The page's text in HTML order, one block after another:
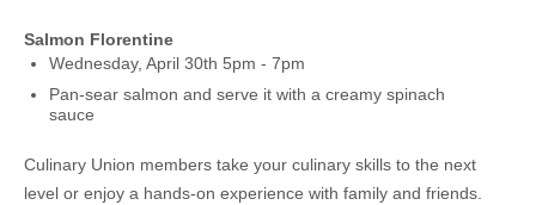
Salmon Florentine
Wednesday, April 30th 5pm - 7pm
Pan-sear salmon and serve it with a creamy spinach
sauce
Culinary Union members take your culinary skills to the next
level or enjoy a hands-on experience with family and friends.